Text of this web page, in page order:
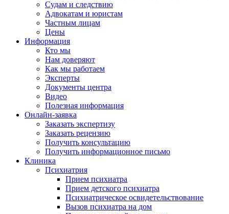
Судам и следствию
Адвокатам и юристам
Частным лицам
Цены
Информация
Кто мы
Нам доверяют
Как мы работаем
Эксперты
Документы центра
Видео
Полезная информация
Онлайн-заявка
Заказать экспертизу
Заказать рецензию
Получить консультацию
Получить информационное письмо
Клиника
Психиатрия
Прием психиатра
Прием детского психиатра
Психиатрическое освидетельствование
Вызов психиатра на дом